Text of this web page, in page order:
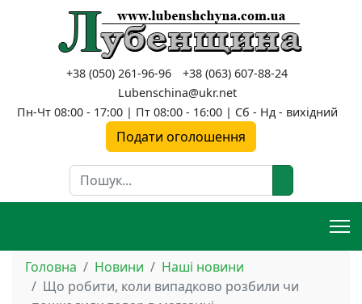
+38 (050) 261-96-96
+38 (063) 607-88-24
Lubenschina@ukr.net
Пн-Чт 08:00 - 17:00 | Пт 08:00 - 16:00 | Сб - Нд - вихідний
Подати оголошення
Пошук
Головна Новини
Наші новини
Що робити, коли випадково розбили чи